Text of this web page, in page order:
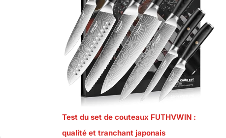
Test du set de couteaux FUTHVWIN :
qualité et tranchant japonais